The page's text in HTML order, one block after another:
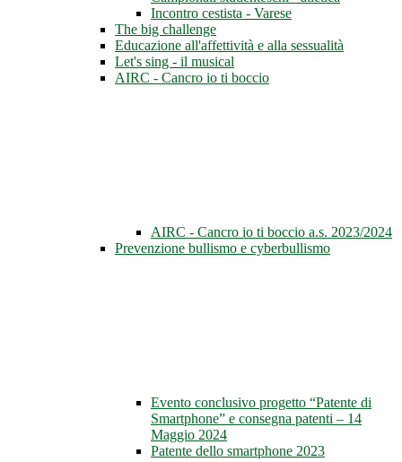
Incontro cestista - Varese
The big challenge
Educazione all'affettività e alla sessualità
Let's sing - il musical
AIRC - Cancro io ti boccio
AIRC - Cancro io ti boccio a.s. 2023/2024
Prevenzione bullismo e cyberbullismo
Evento conclusivo progetto “Patente di
Smartphone” e consegna patenti – 14
Maggio 2024
Patente dello smartphone 2023